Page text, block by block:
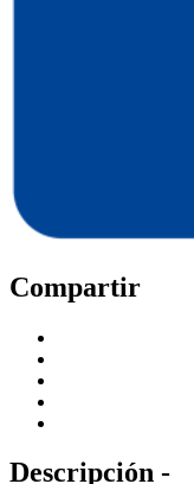
Compartir
Descripción -